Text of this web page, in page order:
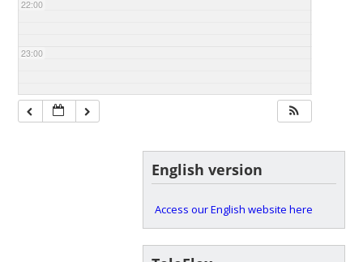
22:00
23:00
English version
Access our English website here